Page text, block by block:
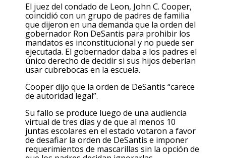
El juez del condado de Leon, John C. Cooper,
coincidió con un grupo de padres de familia
que dijeron en una demanda que la orden del
gobernador Ron DeSantis para prohibir los
mandatos es inconstitucional y no puede ser
ejecutada. El gobernador daba a los padres el
único derecho de decidir si sus hijos deberían
usar cubrebocas en la escuela.
Cooper dijo que la orden de DeSantis “carece
de autoridad legal”.
Su fallo se produce luego de una audiencia
virtual de tres días y de que al menos 10
juntas escolares en el estado votaron a favor
de desafiar la orden de DeSantis e imponer
requerimientos de mascarillas sin la opción de